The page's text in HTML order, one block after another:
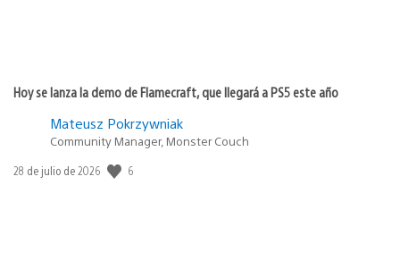
Hoy se lanza la demo de Flamecraft, que llegará a PS5 este año
Mateusz Pokrzywniak
Community Manager, Monster Couch
Fecha
28 de julio de 2026 6